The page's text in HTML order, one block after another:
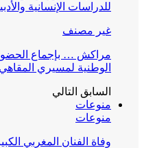
للدراسات الإنسانية
غير مصنف
مراكش … بإجماع
الوطنية لمسيري
السابق التالي
منوعات
منوعات
وفاة الفنان المغربي